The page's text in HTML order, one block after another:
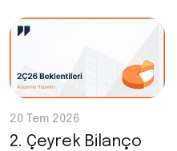
20 Tem 2026
2. Çeyrek Bilanço